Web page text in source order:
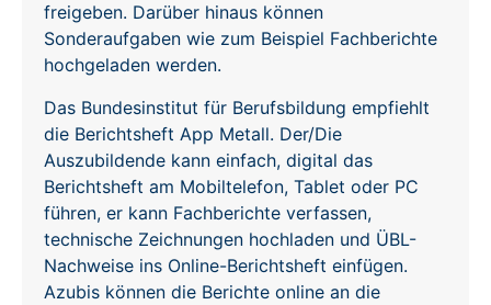
freigeben. Darüber hinaus können
Sonderaufgaben wie zum Beispiel Fachberichte
hochgeladen werden.
Das Bundesinstitut für Berufsbildung empfiehlt
die Berichtsheft App Metall. Der/Die
Auszubildende kann einfach, digital das
Berichtsheft am Mobiltelefon, Tablet oder PC
führen, er kann Fachberichte verfassen,
technische Zeichnungen hochladen und ÜBL-
Nachweise ins Online-Berichtsheft einfügen.
Azubis können die Berichte online an die